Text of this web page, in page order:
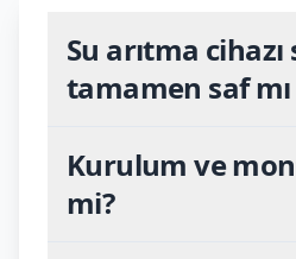
Su arıtma cihazı
tamamen saf
Kurulum ve
mi?